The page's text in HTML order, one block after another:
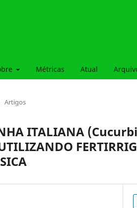
Métricas Atual
Artigos
ITALIANA